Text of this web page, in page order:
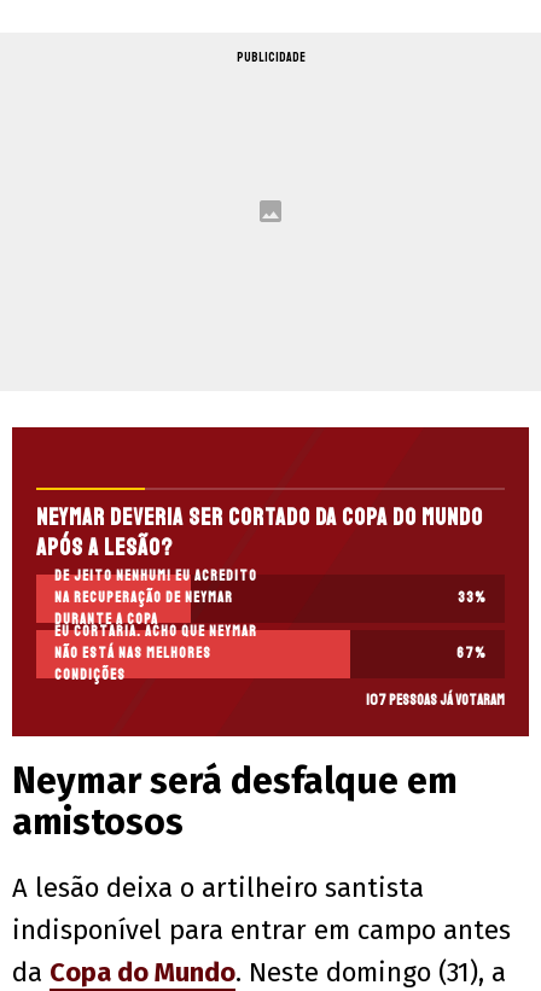
PUBLICIDADE
Neymar deveria ser cortado da Copa do Mundo
após a lesão?
De jeito nenhum! Eu acredito
na recuperação de Neymar
durante a Copa
33%
Eu cortaria. Acho que Neymar
não está nas melhores
condições
67%
107 pessoas já votaram
Neymar será desfalque em
amistosos
A lesão deixa o artilheiro santista
indisponível para entrar em campo antes
da Copa do Mundo. Neste domingo (31), a